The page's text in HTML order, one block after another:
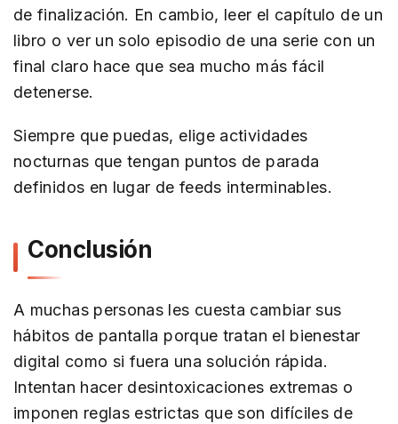
de finalización. En cambio, leer el capítulo de un
libro o ver un solo episodio de una serie con un
final claro hace que sea mucho más fácil
detenerse.
Siempre que puedas, elige actividades
nocturnas que tengan puntos de parada
definidos en lugar de feeds interminables.
Conclusión
A muchas personas les cuesta cambiar sus
hábitos de pantalla porque tratan el bienestar
digital como si fuera una solución rápida.
Intentan hacer desintoxicaciones extremas o
imponen reglas estrictas que son difíciles de